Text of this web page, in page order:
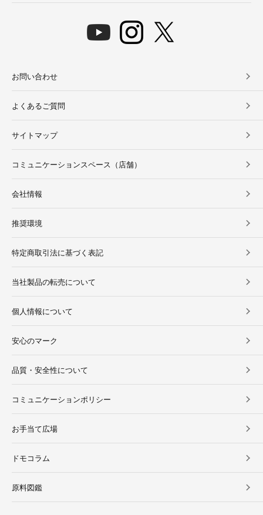
お問い合わせ
よくあるご質問
サイトマップ
コミュニケーションスペース（店舗）
会社情報
推奨環境
特定商取引法に基づく表記
当社製品の転売について
個人情報について
安心のマーク
品質・安全性について
コミュニケーションポリシー
お手当て広場
ドモコラム
原料図鑑